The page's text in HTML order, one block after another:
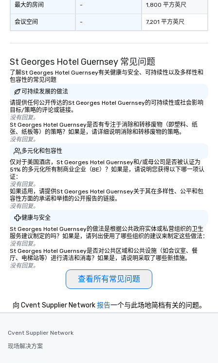
最大的房间
会议空间
-
-
1,800 平方英尺
7,201 平方英尺
St Georges Hotel Guernsey 常见问题
了解St Georges Hotel Guernsey有关健康与安全、可持续性以及多样性和
包容性的常见问题
可持续发展的做法
请提供任何公开传达的St Georges Hotel Guernsey的可持续性或社会影响
目标/策略的评论或链接。
没有回复。
St Georges Hotel Guernsey是否有专注于消除和转移废物（即塑料、纸
张、纸板等）的策略？如果是，请详细说明消除和转移废物的策略。
没有回复。
多元化和包容性
仅对于美国酒店，St Georges Hotel Guernsey和/或母公司是否被认证为
51% 的多元化所有制商业企业（BE）？如果是，请说明您获得以下哪一项认
证：
没有回复。
如果适用，请提供St Georges Hotel Guernsey关于其在多样性、公平和包
容性方面的承诺和举措的公开报告的链接。
没有回复。
健康与安全
St Georges Hotel Guernsey的做法是根据公共政府实体或私营组织的卫生
服务建议制定的吗？如果是，请列出使用了哪些组织的建议来制定这些做法：
没有回复。
St Georges Hotel Guernsey是否对公共区域和公共设施（如会议室、餐
厅、电梯站等）进行清洁和消毒？如果是，请说明采取了哪些新措施。
没有回复。
查看所有常见问题
向 Cvent Supplier Network报告一个与此场地简档有关的问题。
Cvent Supplier Network
现场解决方案